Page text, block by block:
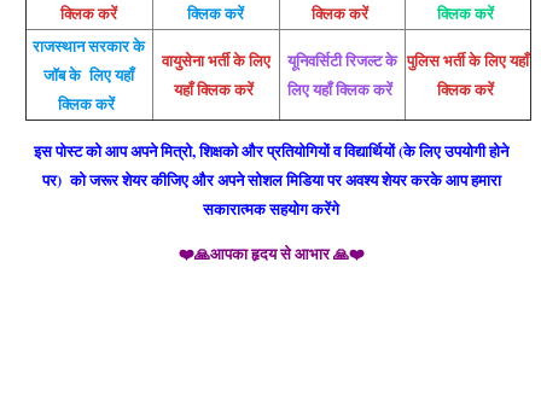
क्लिक करें
क्लिक करें
क्लिक करें
क्लिक करें
राजस्थान सरकार के
जॉब के लिए यहाँ
क्लिक करें
वायुसेना भर्ती के लिए
यहाँ क्लिक करें
यूनिवर्सिटी रिजल्ट के
लिए यहाँ क्लिक करें
पुलिस भर्ती के लिए यहाँ
क्लिक करें
इस पोस्ट को आप अपने मित्रो, शिक्षको और प्रतियोगियों व विद्यार्थियों (के लिए उपयोगी होने
पर) को जरूर शेयर कीजिए और अपने सोशल मिडिया पर अवश्य शेयर करके आप हमारा
सकारात्मक सहयोग करेंगे
❤️🙏आपका हृदय से आभार 🙏❤️